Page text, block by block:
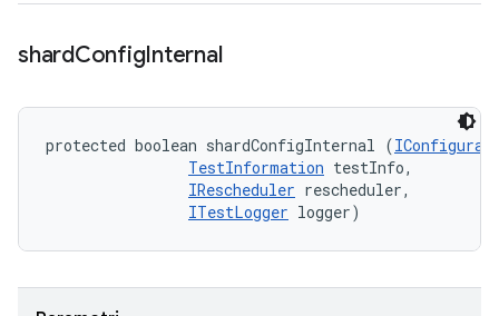
shardConfigInternal
protected boolean shardConfigInternal (
TestInformation testInfo,
IRescheduler rescheduler,
ITestLogger logger)